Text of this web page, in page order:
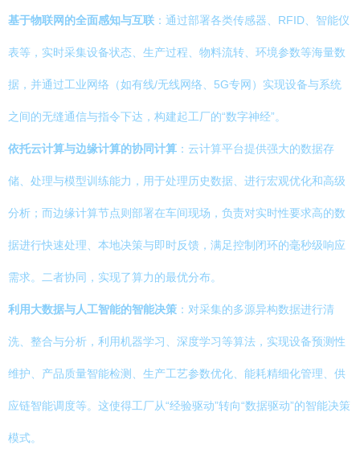
基于物联网的全面感知与互联 ：通过部署各类传感器、RFID、智能仪
表等，实时采集设备状态、生产过程、物料流转、环境参数等海量数
据，并通过工业网络（如有线/无线网络、5G专网）实现设备与系统
之间的无缝通信与指令下达，构建起工厂的“数字神经”。
依托云计算与边缘计算的协同计算 ：云计算平台提供强大的数据存
储、处理与模型训练能力，用于处理历史数据、进行宏观优化和高级
分析；而边缘计算节点则部署在车间现场，负责对实时性要求高的数
据进行快速处理、本地决策与即时反馈，满足控制闭环的毫秒级响应
需求。二者协同，实现了算力的最优分布。
利用大数据与人工智能的智能决策 ：对采集的多源异构数据进行清
洗、整合与分析，利用机器学习、深度学习等算法，实现设备预测性
维护、产品质量智能检测、生产工艺参数优化、能耗精细化管理、供
应链智能调度等。这使得工厂从“经验驱动”转向“数据驱动”的智能决策
模式。